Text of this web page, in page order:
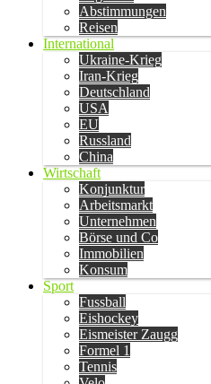
Abstimmungen
Reisen
International
Ukraine-Krieg
Iran-Krieg
Deutschland
USA
EU
Russland
China
Wirtschaft
Konjunktur
Arbeitsmarkt
Unternehmen
Börse und Co
Immobilien
Konsum
Sport
Fussball
Eishockey
Eismeister Zaugg
Formel 1
Tennis